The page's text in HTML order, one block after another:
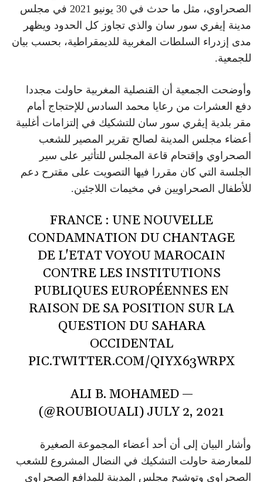
الصحراوي، مثل ما حدث في 30 يونيو 2021 في مجلس
مدينة إيفري سور سان والذي تجاوز كل الحدود ويظهر
مدى إزدراء السلطات المغربية للديمقراطية، بحسب بيان
للجمعية.
وأوضحت الجمعية أن القنصلية المغربية حاولت مجددا
دفع العشرات من رعايا محمد السادس للإحتجاج أمام
مقر بلدية إيڤري سور سان للتشكيك في إلتزامات أغلبية
أعضاء مجلس المدينة لصالح تقرير المصير للشعب
الصحراوي وإقتحام قاعة المجلس للتأثير على سير
الجلسة التي كان مقررا فيها التصويت على مقترح دعم
للأطفال الصحراويين في مخيمات اللاجئين.
FRANCE : UNE NOUVELLE
CONDAMNATION DU CHANTAGE
DE L'ETAT VOYOU MAROCAIN
CONTRE LES INSTITUTIONS
PUBLIQUES EUROPÉENNES EN
RAISON DE SA POSITION SUR LA
QUESTION DU SAHARA
OCCIDENTAL
PIC.TWITTER.COM/QIYX63WRPX
— ALI B. MOHAMED
(@ROUBIOUALI) JULY 2, 2021
وأشار البيان إلى أن أحد أعضاء المجموعة الصغيرة
للمعارضة حاولت التشكيك في النضال المشروع للشعب
الصحراوي وتوشيح مجلس المدينة للمدافع الصحراوي